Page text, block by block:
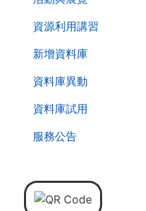
資源利用講習
新增資料庫
資料庫異動
資料庫試用
服務公告